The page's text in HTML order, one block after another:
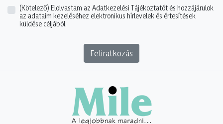
(Kötelező) Elolvastam az Adatkezelési Tájékoztatót és hozzájárulok
az adataim kezeléséhez elektronikus hírlevelek és értesítések
küldése céljából.
Feliratkozás